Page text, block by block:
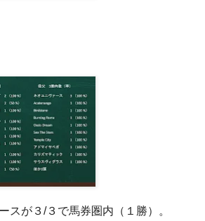
スが３/３で馬券圏内（１勝）。